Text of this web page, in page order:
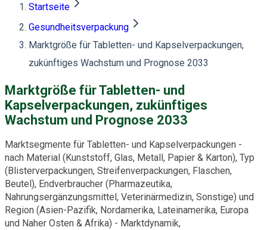
Startseite
Gesundheitsverpackung
Marktgröße für Tabletten- und Kapselverpackungen,
zukünftiges Wachstum und Prognose 2033
Marktgröße für Tabletten- und
Kapselverpackungen, zukünftiges
Wachstum und Prognose 2033
Marktsegmente für Tabletten- und Kapselverpackungen -
nach Material (Kunststoff, Glas, Metall, Papier & Karton), Typ
(Blisterverpackungen, Streifenverpackungen, Flaschen,
Beutel), Endverbraucher (Pharmazeutika,
Nahrungsergänzungsmittel, Veterinärmedizin, Sonstige) und
Region (Asien-Pazifik, Nordamerika, Lateinamerika, Europa
und Naher Osten & Afrika) - Marktdynamik,